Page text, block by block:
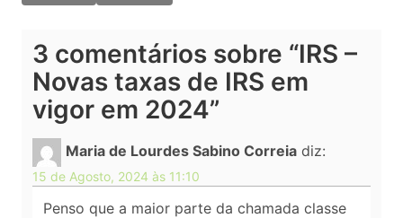
de
3 comentários sobre “IRS –
Novas taxas de IRS em
vigor em 2024”
Maria de Lourdes Sabino Correia diz:
15 de Agosto, 2024 às 11:10
Penso que a maior parte da chamada classe